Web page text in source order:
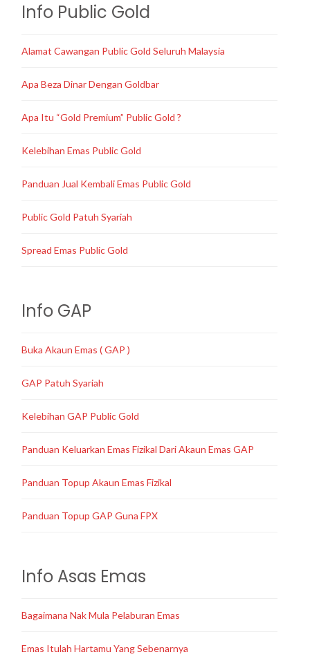
Info Public Gold
Alamat Cawangan Public Gold Seluruh Malaysia
Apa Beza Dinar Dengan Goldbar
Apa Itu “Gold Premium” Public Gold ?
Kelebihan Emas Public Gold
Panduan Jual Kembali Emas Public Gold
Public Gold Patuh Syariah
Spread Emas Public Gold
Info GAP
Buka Akaun Emas ( GAP )
GAP Patuh Syariah
Kelebihan GAP Public Gold
Panduan Keluarkan Emas Fizikal Dari Akaun Emas GAP
Panduan Topup Akaun Emas Fizikal
Panduan Topup GAP Guna FPX
Info Asas Emas
Bagaimana Nak Mula Pelaburan Emas
Emas Itulah Hartamu Yang Sebenarnya